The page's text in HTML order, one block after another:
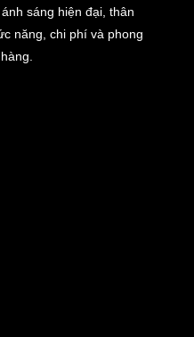
sáng hiện đại, thân
năng, chi phí và phong